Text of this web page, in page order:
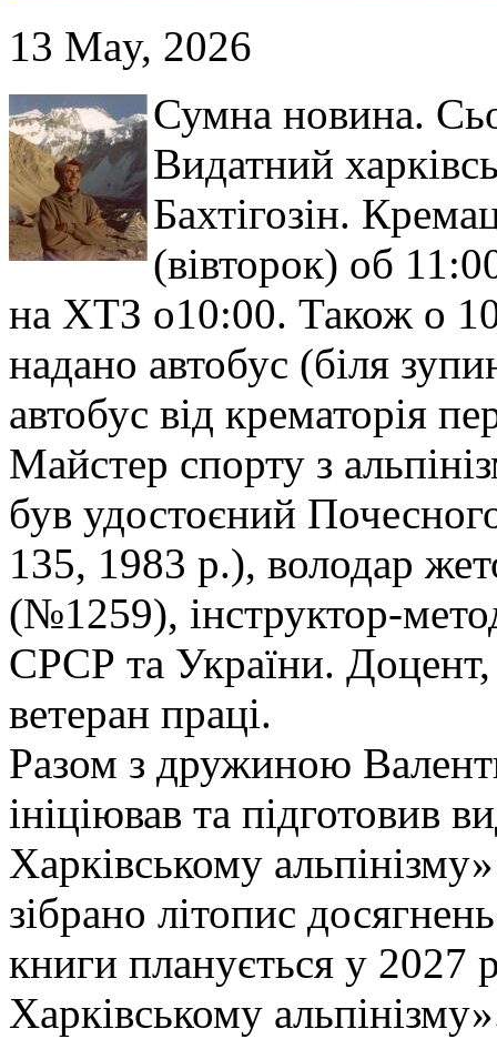
13 May, 2026
Сумна новина.
Видатний
Бахтігозін.
(вівторок) об
на ХТЗ о10:00. Також о
надано автобус (біля
автобус від крематорія
Майстер спорту з
був удостоєний
135, 1983 р.), володар
(№1259), інструктор-
СРСР та України. Доцент,
ветеран праці.
Разом з дружиною
ініціював та підготовив
Харківському
зібрано літопис
книги планується у 2027
Харківському